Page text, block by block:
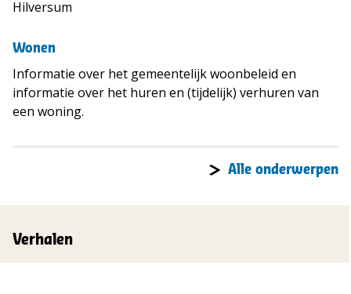
Hilversum
Wonen
Informatie over het gemeentelijk woonbeleid en
informatie over het huren en (tijdelijk) verhuren van
een woning.
Alle onderwerpen
Verhalen